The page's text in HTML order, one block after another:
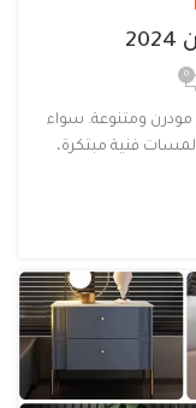
0
ومتنوعة. سواء
فنية مبتكرة،